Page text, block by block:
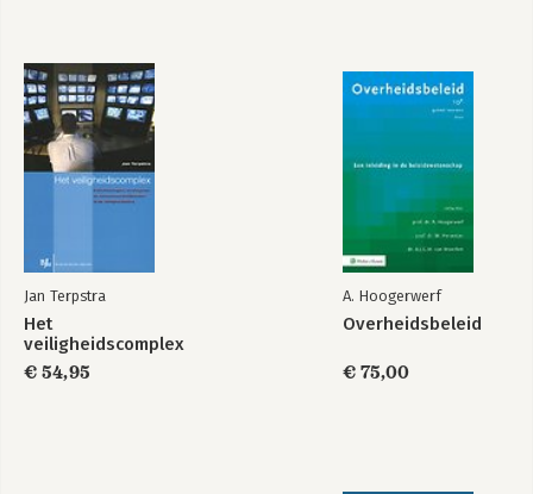
Jan Terpstra
Het
veiligheidscomplex
€ 54,95
A. Hoogerwerf
Overheidsbeleid
€ 75,00